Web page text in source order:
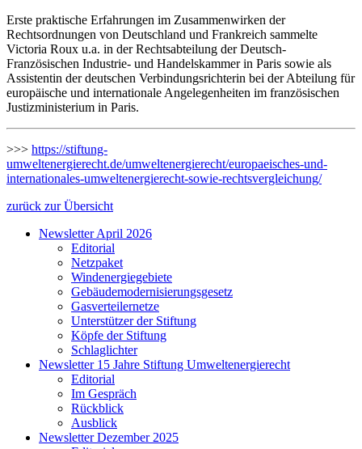
Erste praktische Erfahrungen im Zusammenwirken der
Rechtsordnungen von Deutschland und Frankreich sammelte
Victoria Roux u.a. in der Rechtsabteilung der Deutsch-
Französischen Industrie- und Handelskammer in Paris sowie als
Assistentin der deutschen Verbindungsrichterin bei der Abteilung für
europäische und internationale Angelegenheiten im französischen
Justizministerium in Paris.
>>> https://stiftung-
umweltenergierecht.de/umweltenergierecht/europaeisches-und-
internationales-umweltenergierecht-sowie-rechtsvergleichung/
zurück zur Übersicht
Newsletter April 2026
Editorial
Netzpaket
Windenergiegebiete
Gebäudemodernisierungsgesetz
Gasverteilernetze
Unterstützer der Stiftung
Köpfe der Stiftung
Schlaglichter
Newsletter 15 Jahre Stiftung Umweltenergierecht
Editorial
Im Gespräch
Rückblick
Ausblick
Newsletter Dezember 2025